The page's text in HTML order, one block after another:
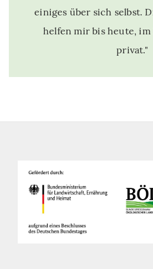
einiges über sich selbst.
helfen mir bis heute,
privat."